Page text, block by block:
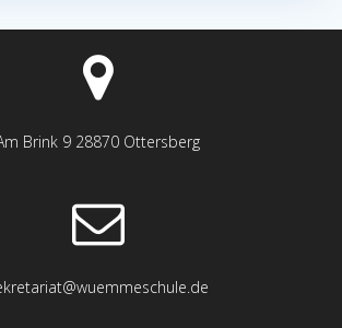
Brink 9 28870 Ottersberg